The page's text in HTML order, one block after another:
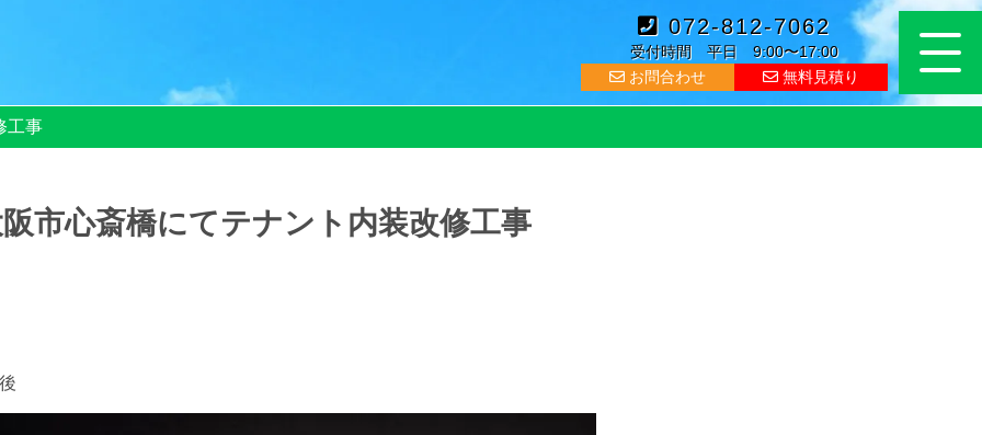
072-812-7062
受付時間 平日 9:00〜17:00
お問合わせ
無料見積り
工事
市心斎橋にてテナント内装改修工事